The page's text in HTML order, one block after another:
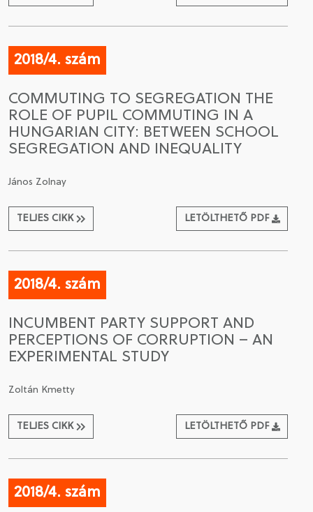
2018/4. szám
COMMUTING TO SEGREGATION THE
ROLE OF PUPIL COMMUTING IN A
HUNGARIAN CITY: BETWEEN SCHOOL
SEGREGATION AND INEQUALITY
János Zolnay
TELJES CIKK LETÖLTHETŐ PDF
2018/4. szám
INCUMBENT PARTY SUPPORT AND
PERCEPTIONS OF CORRUPTION – AN
EXPERIMENTAL STUDY
Zoltán Kmetty
TELJES CIKK LETÖLTHETŐ PDF
2018/4. szám